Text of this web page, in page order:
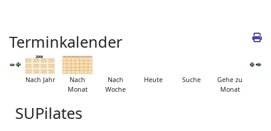
Terminkalender
Nach Jahr
Nach
Monat
Nach
Woche
Heute Suche
Gehe zu
Monat
SUPilates